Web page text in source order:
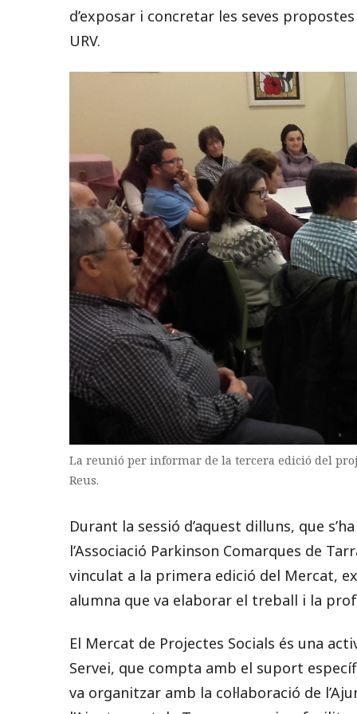
d’exposar i concretar les seves
URV.
La reunió per informar de la tercera edició del
Reus.
Durant la sessió d’aquest dilluns, que
l’Associació Parkinson Comarques de
vinculat a la primera edició del Mercat,
alumna que va elaborar el treball i la
El Mercat de Projectes Socials és una
Servei, que compta amb el suport
va organitzar amb la col·laboració de